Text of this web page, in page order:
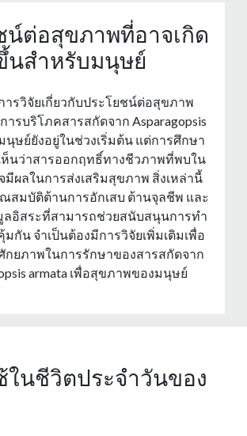
น์ต่อสุขภาพที่อาจเกิด
นสําหรับมนุษย์
รวิจัยเกี่ยวกับประโยชน์ต่อสุขภาพ
ารบริโภคสารสกัดจาก Asparagopsis
นุษย์ยังอยู่ในช่วงเริ่มต้น แต่การศึกษา
ห็นว่าสารออกฤทธิ์ทางชีวภาพที่พบใน
มีผลในการส่งเสริมสุขภาพ สิ่งเหล่านี้
สมบัติต้านการอักเสบ ต้านจุลชีพ และ
อิสระที่สามารถช่วยสนับสนุนการทํา
กัน จําเป็นต้องมีการวิจัยเพิ่มเติมเพื่อ
กยภาพในการรักษาของสารสกัดจาก
armata เพื่อสุขภาพของมนุษย์
ในชีวิตประจำวันของ